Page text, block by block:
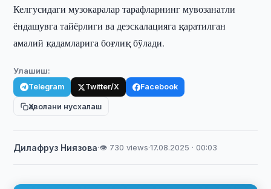
Келгусидаги музокаралар тарафларнинг мувозанатли
ёндашувга тайёрлиги ва деэскалацияга қаратилган
амалий қадамларига боғлиқ бўлади.
Улашиш:
Telegram Twitter/X Facebook
Ҳаволани нусхалаш
Дилафруз Ниязова·👁 730 views·17.08.2025 · 00:03